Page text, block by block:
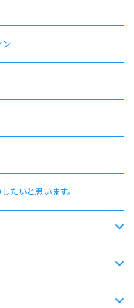
限定
デル
45周年記念モデル
ン
たいと思います。